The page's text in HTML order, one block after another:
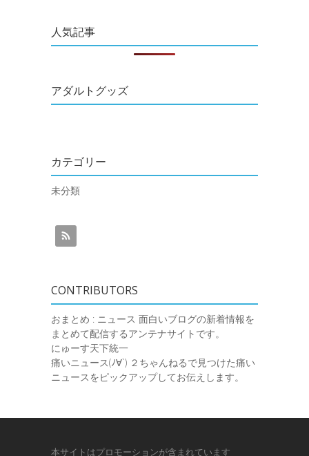
人気記事
アダルトグッズ
カテゴリー
未分類
CONTRIBUTORS
おまとめ : ニュース 面白いブログの新着情報を
まとめて配信するアンテナサイトです。
にゅーす天下統一
痛いニュース(ﾉ∀`) ２ちゃんねるで見つけた痛い
ニュースをピックアップしてお伝えします。
本サイトはプロモーションが含まれています